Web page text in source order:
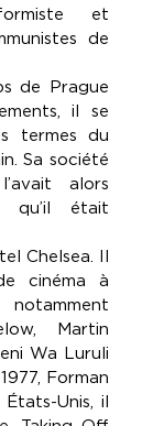
et
de
de Prague
il se
termes du
Sa société
alors
qu’il était
Chelsea. Il
cinéma à
Martin
Wa Luruli
Forman
Unis, il